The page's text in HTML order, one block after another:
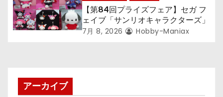
【第84回プライズフェア】セガ フ
ェイブ「サンリオキャラクターズ」
7月 8, 2026 Hobby-Maniax
アーカイブ